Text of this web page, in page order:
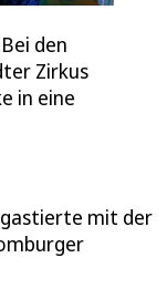
den
Zirkus
in eine
mit der